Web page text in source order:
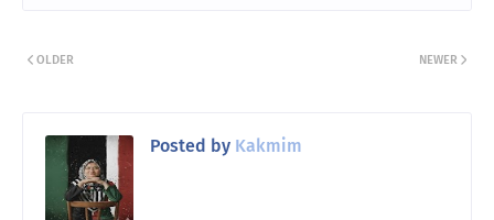
NEWER
OLDER
Posted by Kakmim